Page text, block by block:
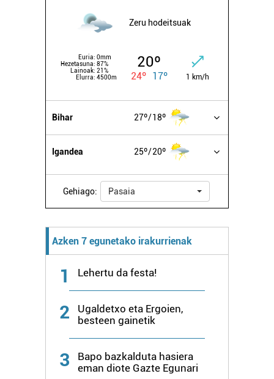
Zeru hodeitsuak
Euria: 0mm
Hezetasuna: 87%
Lainoak: 21%
Elurra: 4500m
20º
24º 17º 1 km/h
Bihar 27º 18º
Igandea 25º 20º
Gehiago: Pasaia
Azken 7 egunetako irakurrienak
1 Lehertu da festa!
2
Ugaldetxo eta Ergoien,
besteen gainetik
3
Bapo bazkalduta hasiera
eman diote Gazte Egunari